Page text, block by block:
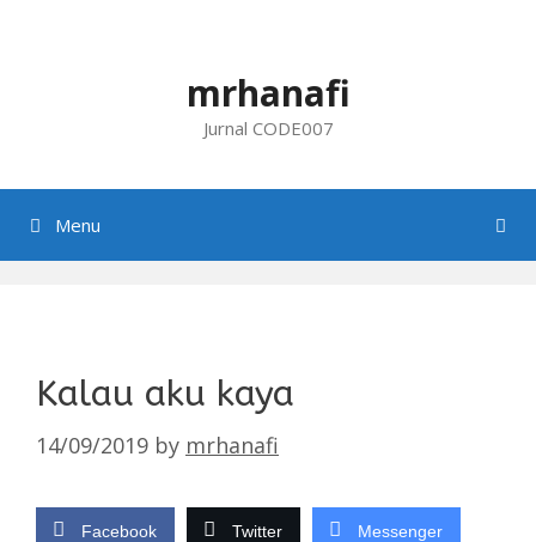
mrhanafi
Jurnal CODE007
Menu
Kalau aku kaya
14/09/2019 by mrhanafi
Facebook Twitter Messenger